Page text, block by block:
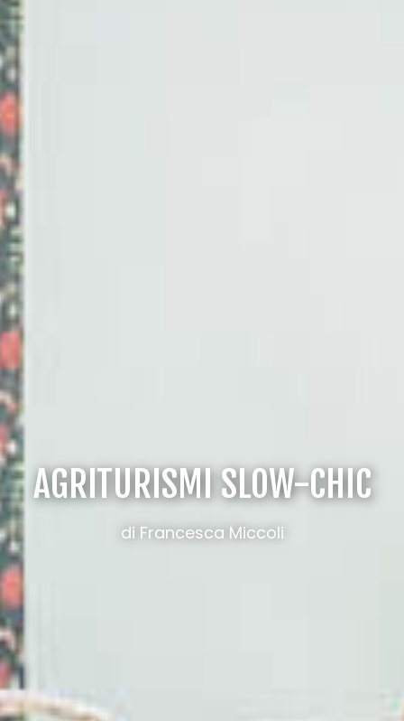
AGRITURISMI SLOW-CHIC
di Francesca Miccoli